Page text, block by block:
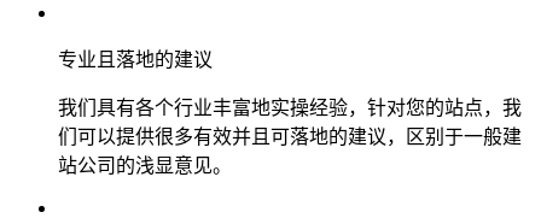
专业且落地的建议
我们具有各个行业丰富地实操经验，针对您的站点，我
们可以提供很多有效并且可落地的建议，区别于一般建
站公司的浅显意见。